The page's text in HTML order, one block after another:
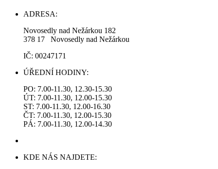
ADRESA:
Novosedly nad Nežárkou 182
378 17 Novosedly nad Nežárkou
IČ: 00247171
ÚŘEDNÍ HODINY:
PO: 7.00-11.30, 12.30-15.30
ÚT: 7.00-11.30, 12.00-15.30
ST: 7.00-11.30, 12.00-16.30
ČT: 7.00-11.30, 12.00-15.30
PÁ: 7.00-11.30, 12.00-14.30
KDE NÁS NAJDETE: